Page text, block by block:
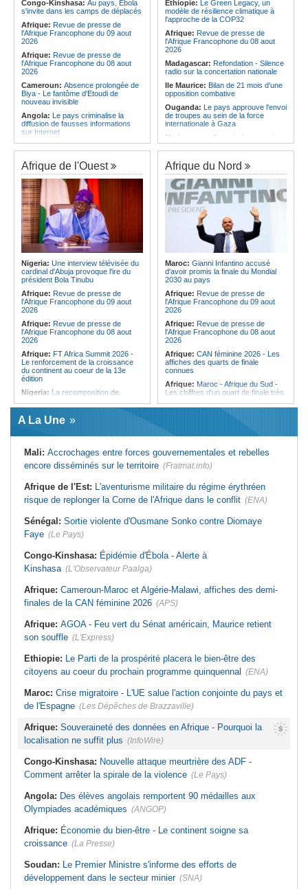
« La finale de 2022, on l'utilise
comme une expérience pour aller de
l'avant »
Afrique:
Les statistiques clés avant
d'Ivoire et l'Algérie
Angola:Le Wiliete échoue en demi-
finales du championnat national
féminin
Congo-Kinshasa: Au pays, Ebola
s'invite dans les camps de déplacés
Afrique: Revue de presse de
l'Afrique Francophone du 09 aout
2026
Afrique: Revue de presse de
l'Afrique Francophone du 08 aout
2026
Cameroun: Absence prolongée de
Biya - Le fantôme d'Etoudi de
nouveau invisible
Angola: Le pays criminalise la
diffusion de fausses informations
sur Internet
Congo-Brazzaville:Concours de
musique 'Talents +' - La liste des
participants publiée
Congo-Brazzaville:Coupe du
Congo de football - JST, Inter, Cara
et V Club qualifiés pour les demi-
finales
Congo-Brazzaville: Lutte contre la
corruption - Les parlementaires
sensibilisés
Congo-Brazzaville:Santé publique
- Ollombo réceptionne son hôpital de
référence
Congo-Brazzaville:Lutte contre
les épidémies - Les employés de la
maison de retraite Kambissi en
formation
Ethiopie: Le Green Legacy, un
modèle de résilience climatique à
l'approche de la COP32
Afrique: Revue de presse de
l'Afrique Francophone du 08 aout
2026
Madagascar: Refondation - Silence
radio sur la concertation nationale
Ile Maurice: Bilan de 21 mois d'une
opposition combative
Ouganda: Le pays approuve l'envoi
de troupes au sein de la force
internationale à Gaza
Madagascar: Bras de fer entre le
pays et le FMI autour du déblocage
de plus de 180 millions de dollars
Ile Maurice: 24 bénéficiaires pour
les bourses additionnelles sur
critères sociaux
Afrique de l'Est: « La dépendance
de l'Égypte vis-à-vis du régime
érythréen aggrave l'instabilité dans
la région de la Corne de l'Afrique »,
selon le RSADO
Le peuple oromo s'est
historiquement opposé à des
systèmes administratifs défaillants
Ethiopie:« Le renforcement des
capacités de l'armée de l'air
éthiopienne consolide la dissuasion
nationale », déclare le commandant
en second
Afrique de l'Ouest
Nigeria: Une interview télévisée du
cardinal d'Abuja provoque l'ire du
président Bola Tinubu
Afrique: Revue de presse de
l'Afrique Francophone du 09 aout
2026
Afrique: Revue de presse de
l'Afrique Francophone du 08 aout
2026
Afrique: FT Africa Summit 2026 -
Le renforcement de la croissance
du continent au coeur de la 13e
édition
Nigeria: La recomposition de
durcissement électoral
Afrique de l'Ouest:
pour le secteur agricole
Afrique de l'Ouest:Terrorisme,
armes légères - L'ONU tire la
sonnette d'alarme
Mali:
La Biennale sportive fait son
retour après 36 ans d'interruption
Guinée:Nouvelle coupure des
2023
Burkina Faso:10e Cérémonial
Sankara
Afrique du Nord
Maroc: Gianni Infantino accusé
d'avoir promis la finale du Mondial
2030 au pays
Afrique: Revue de presse de
l'Afrique Francophone du 09 aout
2026
Afrique: Revue de presse de
l'Afrique Francophone du 08 aout
2026
Afrique: CAN féminine 2026 - Les
affiches des quarts de finale
connues
Afrique: Maroc - Afrique du Sud -
Les chiffres d'un quart de finale très
l'avant »
Afrique:Les statistiques clés avant
le quart de finale entre la Côte
d'Ivoire et l'Algérie
Afrique:
Le Maroc et l'Afrique du
Sud se retrouvent quatre ans après
la finale
duel de contrastes
quart
A La Une
Mali: Accrochages entre forces gouvernementales et rebelles
encore disséminés sur le territoire (Fratmat.info)
Afrique de l'Est: L'aventurisme militaire du régime érythréen
risque de replonger la Corne de l'Afrique dans le conflit (ENA)
Sénégal: Sortie violente d'Ousmane Sonko contre Diomaye
Faye (Le Pays)
Congo-Kinshasa: Épidémie d'Ébola - Alerte à
Kinshasa (L'Observateur Paalga)
Afrique: Cameroun-Maroc et Algérie-Malawi, affiches des demi-
finales de la CAN féminine 2026 (APS)
Afrique: AGOA - Feu vert du Sénat américain, Maurice retient
son souffle (L'Express)
Ethiopie: Le Parti de la prospérité placera le bien-être des
citoyens au coeur du prochain programme quinquennal (ENA)
Maroc: Crise migratoire - L'UE salue l'action conjointe du pays et
de l'Espagne (Les Dépêches de Brazzaville)
Afrique: Souveraineté des données en Afrique - Pourquoi la
localisation ne suffit plus (InfoWire)
Congo-Kinshasa: Nouvelle attaque meurtrière des ADF -
Comment arrêter la spirale de la violence (Le Pays)
Angola: Des élèves angolais remportent 90 médailles aux
Olympiades académiques (ANGOP)
Afrique: Économie du bien-être - Le continent soigne sa
croissance (La Presse)
Soudan: Le Premier Ministre s'informe des efforts de
développement dans le secteur minier (SNA)